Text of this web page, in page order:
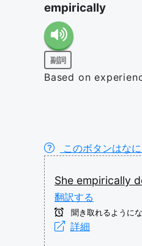
empirically
副詞
Based on
このボタンはなに
She empirically
翻訳する
聞き取れるように
詳細